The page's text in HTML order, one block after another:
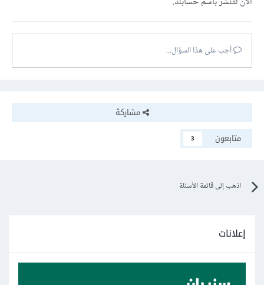
أجب على هذا السؤال...
مشاركة
متابعون
3
اذهب إلى قائمة الأسئلة
إعلانات